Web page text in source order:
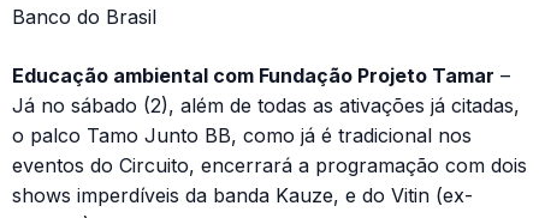
Banco do Brasil
Educação ambiental com Fundação Projeto Tamar –
Já no sábado (2), além de todas as ativações já citadas,
o palco Tamo Junto BB, como já é tradicional nos
eventos do Circuito, encerrará a programação com dois
shows imperdíveis da banda Kauze, e do Vitin (ex-